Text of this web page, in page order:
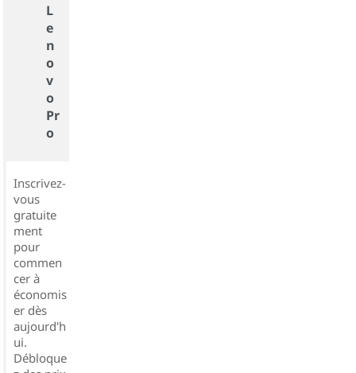
L
e
n
o
v
o
Pr
o
Inscrivez-
vous
gratuite
ment
pour
commen
cer à
économis
er dès
aujourd'h
ui.
Débloque